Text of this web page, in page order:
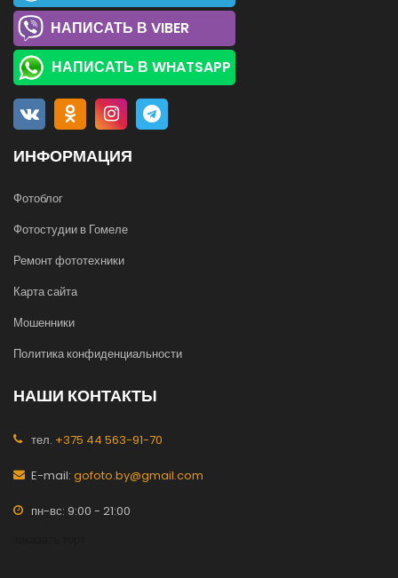
НАПИСАТЬ В VIBER
НАПИСАТЬ В WHATSAPP
ИНФОРМАЦИЯ
Фотоблог
Фотостудии в Гомеле
Ремонт фототехники
Карта сайта
Мошенники
Политика конфиденциальности
НАШИ КОНТАКТЫ
тел. +375 44 563-91-70
E-mail: gofoto.by@gmail.com
пн-вс: 9:00 - 21:00